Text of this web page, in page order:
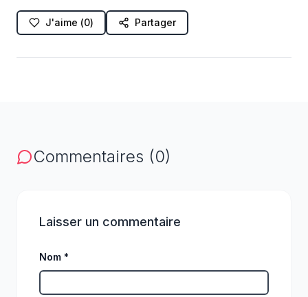
J'aime (0) Partager
Commentaires (0)
Laisser un commentaire
Nom *